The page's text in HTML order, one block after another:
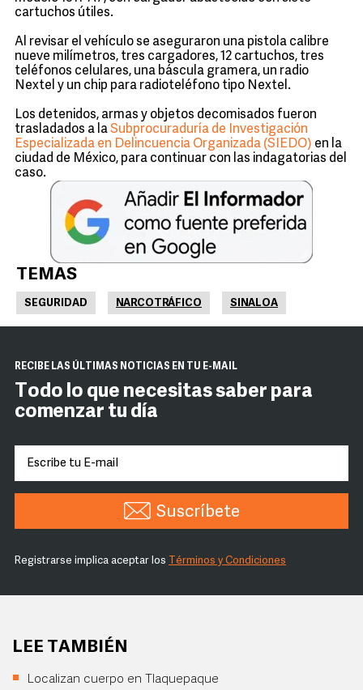
cartuchos útiles.
Al revisar el vehículo se aseguraron una pistola calibre
nueve milímetros, tres cargadores, 12 cartuchos, tres
teléfonos celulares, una báscula gramera, un radio
Nextel y un chip para radioteléfono tipo Nextel.
Los detenidos, armas y objetos decomisados fueron
trasladados a laSubprocuraduría de Investigación
Especializada en Delincuencia Organizada (SIEDO) en la
ciudad de México, para continuar con las indagatorias del
caso.
TEMAS
SEGURIDAD NARCOTRÁFICO SINALOA
RECIBE LAS ÚLTIMAS NOTICIAS EN TU E-MAIL
Todo lo que necesitas saber para
comenzar tu día
Suscríbete
Registrarse implica aceptar los Términos y Condiciones
LEE TAMBIÉN
Localizan cuerpo en Tlaquepaque